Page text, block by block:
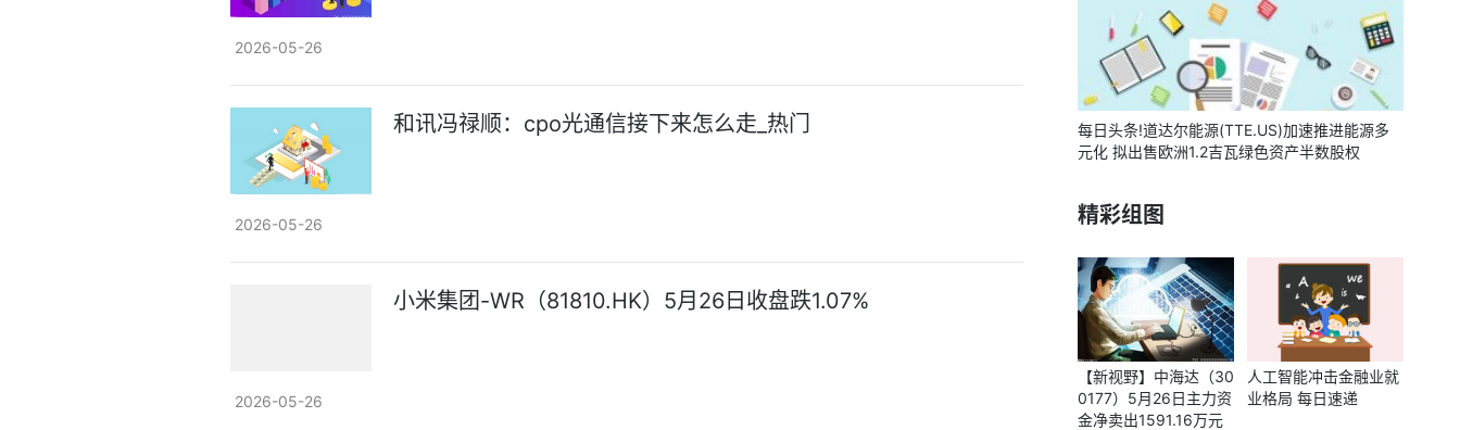
2026-05-26
和讯冯禄顺：cpo光通信接下来怎么走_热门
2026-05-26
小米集团-WR（81810.HK）5月26日收盘跌1.07%
2026-05-26
每日头条!道达尔能源(TTE.US)加速推进能源多
元化 拟出售欧洲1.2吉瓦绿色资产半数股权
精彩组图
【新视野】中海达（30
0177）5月26日主力资
金净卖出1591.16万元
人工智能冲击金融业就
业格局 每日速递